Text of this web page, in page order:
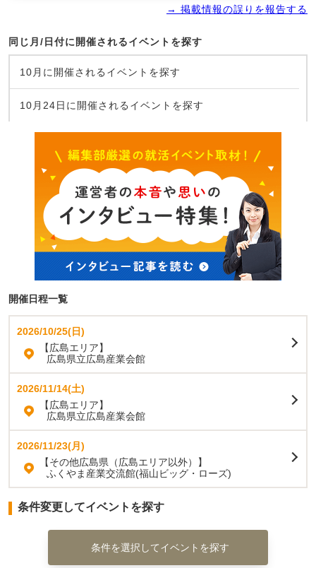
→ 掲載情報の誤りを報告する
同じ月/日付に開催されるイベントを探す
10月に開催されるイベントを探す
10月24日に開催されるイベントを探す
開催日程一覧
2026/10/25(日)
【広島エリア】
広島県立広島産業会館
2026/11/14(土)
【広島エリア】
広島県立広島産業会館
2026/11/23(月)
【その他広島県（広島エリア以外）】
ふくやま産業交流館(福山ビッグ・ローズ)
条件変更してイベントを探す
条件を選択してイベントを探す